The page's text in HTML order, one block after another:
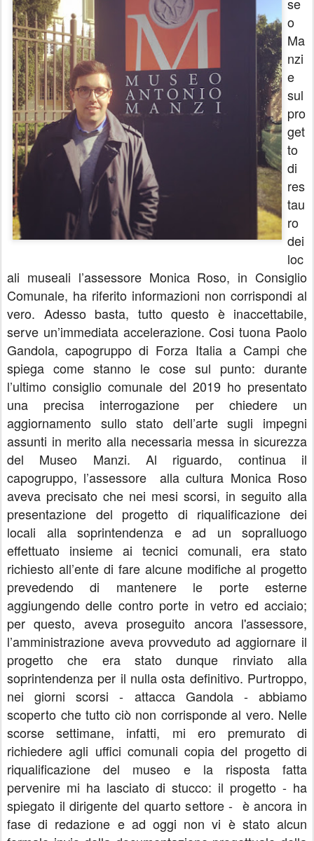
o
Ma
nzi
e
sul
pro
get
to
di
res
tau
ro
dei
loc
ali museali l’assessore Monica Roso, in Consiglio
Comunale, ha riferito informazioni non corrispondi al
vero. Adesso basta, tutto questo è inaccettabile,
serve un’immediata accelerazione. Cosi tuona Paolo
Gandola, capogruppo di Forza Italia a Campi che
spiega come stanno le cose sul punto: durante
l’ultimo consiglio comunale del 2019 ho presentato
una precisa interrogazione per chiedere un
aggiornamento sullo stato dell’arte sugli impegni
assunti in merito alla necessaria messa in sicurezza
del Museo Manzi. Al riguardo, continua il
capogruppo, l’assessore alla cultura Monica Roso
aveva precisato che nei mesi scorsi, in seguito alla
presentazione del progetto di riqualificazione dei
locali alla soprintendenza e ad un sopralluogo
effettuato insieme ai tecnici comunali, era stato
richiesto all’ente di fare alcune modifiche al progetto
prevedendo di mantenere le porte esterne
aggiungendo delle contro porte in vetro ed acciaio;
per questo, aveva proseguito ancora l'assessore,
l’amministrazione aveva provveduto ad aggiornare il
progetto che era stato dunque rinviato alla
soprintendenza per il nulla osta definitivo. Purtroppo,
nei giorni scorsi - attacca Gandola - abbiamo
scoperto che tutto ciò non corrisponde al vero. Nelle
scorse settimane, infatti, mi ero premurato di
richiedere agli uffici comunali copia del progetto di
riqualificazione del museo e la risposta fatta
pervenire mi ha lasciato di stucco: il progetto - ha
spiegato il dirigente del quarto settore - è ancora in
fase di redazione e ad oggi non vi è stato alcun